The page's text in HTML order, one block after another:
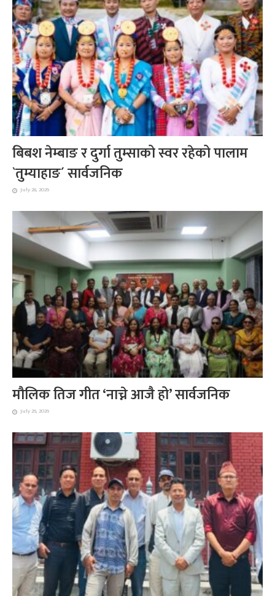
बिबश नेम्बाङ र दुर्गा तुम्साको स्वर रहेको पालाम
`तुम्याहाङ´ सार्वजनिक
July 28, 2026
मौलिक तिज गीत ‘नाच्ने आजै हो’ सार्वजनिक
July 26, 2026